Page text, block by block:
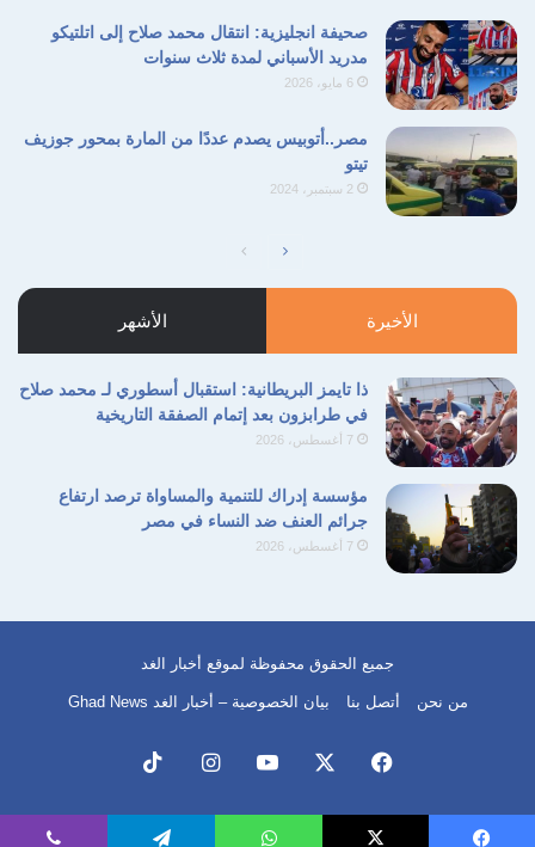
صحيفة انجليزية: انتقال محمد صلاح إلى اتلتيكو
مدريد الأسباني لمدة ثلاث سنوات
6 مايو، 2026
مصر..أتوبيس يصدم عددًا من المارة بمحور جوزيف
تيتو
2 سبتمبر، 2024
الصفحة
السابقة
الصفحة
التالية
الأخيرة الأشهر
ذا تايمز البريطانية: استقبال أسطوري لـ محمد صلاح
في طرابزون بعد إتمام الصفقة التاريخية
7 أغسطس، 2026
مؤسسة إدراك للتنمية والمساواة ترصد ارتفاع
جرائم العنف ضد النساء في مصر
7 أغسطس، 2026
جميع الحقوق محفوظة لموقع أخبار الغد
من نحن أتصل بنا بيان الخصوصية – أخبار الغد Ghad News
فيسبوك ‫YouTubeانستقرام